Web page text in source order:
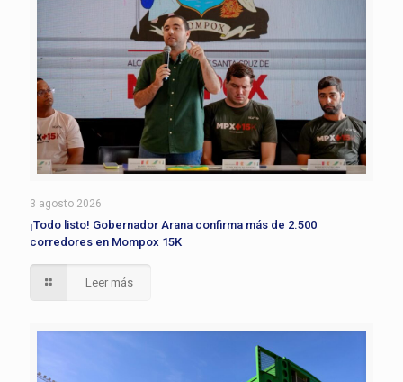
3 agosto 2026
¡Todo listo! Gobernador Arana confirma más de 2.500
corredores en Mompox 15K
Leer más